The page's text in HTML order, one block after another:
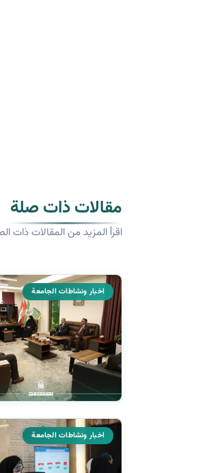
مقالات ذات صلة
اقرأ المزيد من المقالات ذات
اخبار ونشاطات الجامعة
اخبار ونشاطات الجامعة